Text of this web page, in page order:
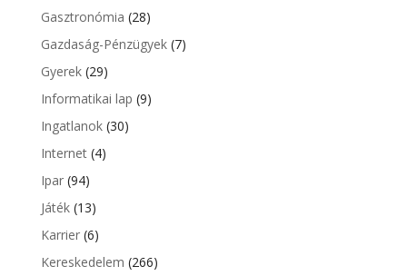
Gasztronómia (28)
Gazdaság-Pénzügyek(7)
Gyerek(29)
Informatikai lap (9)
Ingatlanok(30)
Internet(4)
Ipar(94)
Játék(13)
Karrier(6)
Kereskedelem (266)